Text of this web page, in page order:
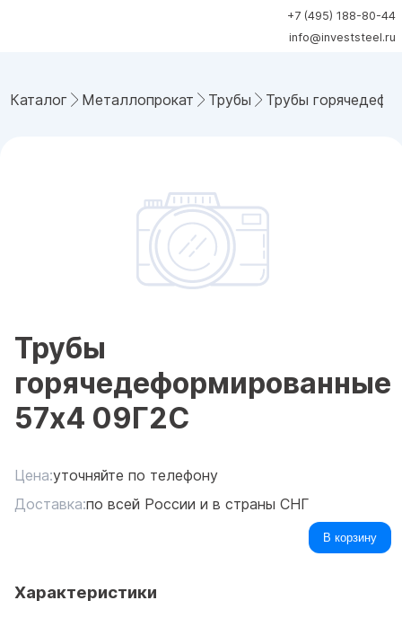
+7 (495) 188-80-44
info@investsteel.ru
Каталог Металлопрокат Трубы Трубы
Трубы
горячедеформированные
57x4 09Г2С
Цена:уточняйте по телефону
Доставка:по всей России и в страны СНГ
В корзину
Характеристики